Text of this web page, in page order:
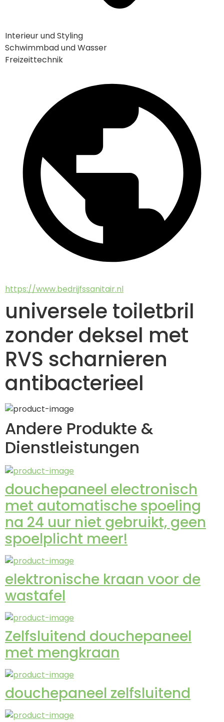
Interieur und Styling
Schwimmbad und Wasser
Freizeittechnik
https://www.bedrijfssanitair.nl
universele toiletbril
zonder deksel met
RVS scharnieren
antibacterieel
Andere Produkte &
Dienstleistungen
douchepaneel electronisch
met automatische spoeling
na 24 uur niet gebruikt, geen
spoelplicht meer!
elektronische kraan voor de
wastafel
Zelfsluitend douchepaneel
met mengkraan
douchepaneel zelfsluitend